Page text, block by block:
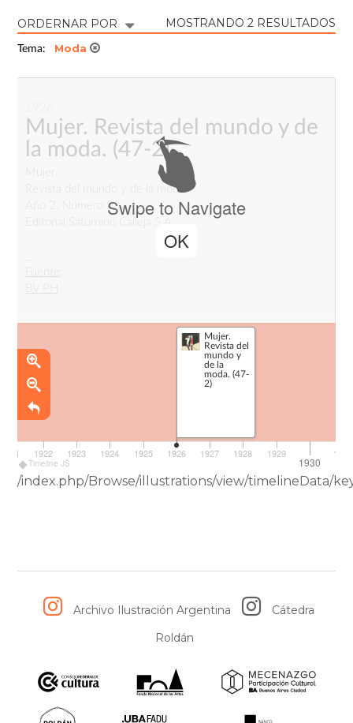
ORDERNAR POR MOSTRANDO 2 RESULTADOS
Tema: Moda
Mujer. Revista del mundo y de
la moda. (47-2)
Revista del mundo y de la moda.
Año 2. Número 23.
Editorial Saturnino Calleja S.A.
Swipe to Navigate
OK
Timeline JS
Mujer.
Revista del
mundo y
de la
moda. (47-
2)
1930
1921 1922 1923 1924 1925 1926 1927 1928 1929 1931
/index.php/Browse/illustrations/view/timelineData/
Archivo Ilustración Argentina
Cátedra
Roldán